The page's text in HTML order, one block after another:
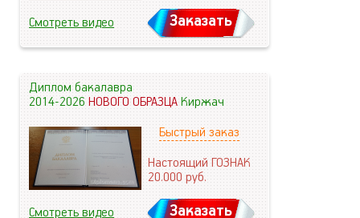
Смотреть видео Заказать
Диплом бакалавра
2014-2026НОВОГО ОБРАЗЦАКиржач
Быстрый заказ
Настоящий ГОЗНАК
20.000руб.
Смотреть видео Заказать